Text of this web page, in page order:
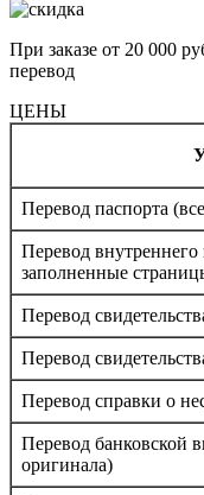
При заказе от 20 000
перевод
ЦЕНЫ
Перевод паспорта
Перевод внутреннего
заполненные
Перевод
Перевод
Перевод справки о
Перевод банковской
оригинала)